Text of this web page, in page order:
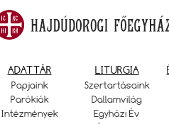
ADATTÁR
Papjaink
Parókiák
Intézmények
LITURGIA
Szertartásaink
Dallamvilág
Egyházi Év